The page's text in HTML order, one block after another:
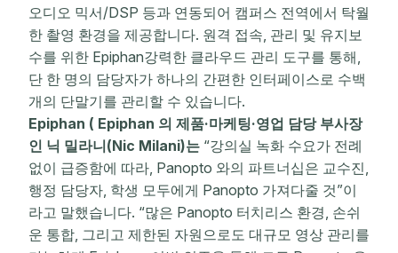
오디오 믹서/DSP 등과 연동되어 캠퍼스 전역에서 탁월
한 촬영 환경을 제공합니다. 원격 접속, 관리 및 유지보
수를 위한 Epiphan강력한 클라우드 관리 도구를 통해,
단 한 명의 담당자가 하나의 간편한 인터페이스로 수백
개의 단말기를 관리할 수 있습니다.
Epiphan ( Epiphan 의 제품·마케팅·영업 담당 부사장
인 닉 밀라니(Nic Milani)는 “강의실 녹화 수요가 전례
없이 급증함에 따라, Panopto 와의 파트너십은 교수진,
행정 담당자, 학생 모두에게 Panopto 가져다줄 것”이
라고 말했습니다. “많은 Panopto 터치리스 환경, 손쉬
운 통합, 그리고 제한된 자원으로도 대규모 영상 관리를